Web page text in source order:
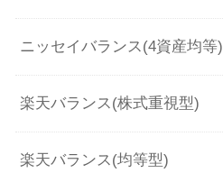
ニッセイバランス(4資産均等)
楽天バランス(株式重視型)
楽天バランス(均等型)